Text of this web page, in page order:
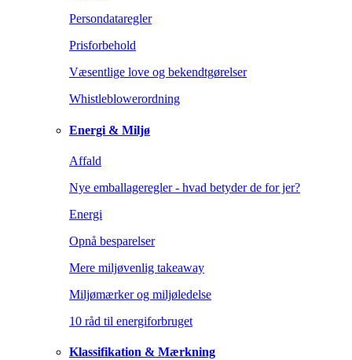
Persondataregler
Prisforbehold
Væsentlige love og bekendtgørelser
Whistleblowerordning
Energi & Miljø
Affald
Nye emballageregler - hvad betyder de for jer?
Energi
Opnå besparelser
Mere miljøvenlig takeaway
Miljømærker og miljøledelse
10 råd til energiforbruget
Klassifikation & Mærkning